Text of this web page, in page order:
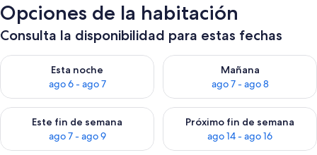
Opciones de la habitación
Consulta la disponibilidad para estas fechas
Esta noche
ago 6 - ago 7
Consulta la disponibilidad para esta noche, ago 6 - ago 7
Mañana
ago 7 - ago 8
Consulta la disponibilidad
Este fin de semana
ago 7 - ago 9
Consulta la disponibilidad para este fin de semana, ago 7 -
Próximo fin de semana
ago 14 - ago 16
Consulta la disponibilidad